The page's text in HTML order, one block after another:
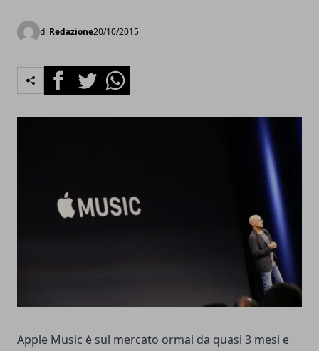
di Redazione20/10/2015
FacebookTwitterWhatsapp
Apple Music è sul mercato ormai da quasi 3 mesi e